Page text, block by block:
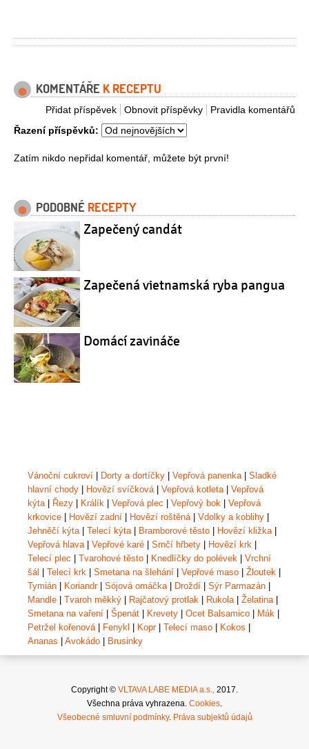
KOMENTÁŘE K RECEPTU
Pravidla komentářů
Obnovit příspěvky
Přidat příspěvek
Řazení příspěvků:
Zatím nikdo nepřidal komentář, můžete být první!
PODOBNÉ RECEPTY
Zapečený candát
Zapečená vietnamská ryba pangua
Domácí zavináče
Vánoční cukroví Dorty a dortíčky Vepřová panenka| Sladké
hlavní chody
Hovězí svíčková| Vepřová kotleta| Vepřová
kýta| Řezy Králík Vepřová plec Vepřový bok
Vepřová
krkovice
Hovězí zadní Hovězí roštěná| Vdolky a koblihy
Jehněčí kýta| Telecí kýta| Bramborové těsto Hovězí kližka|
Vepřová hlava| Vepřové karé Srnčí hřbety Hovězí krk
Telecí plec
Tvarohové těsto Knedlíčky do polévek
Vrchní
šál
Telecí krk Smetana na šlehání Vepřové maso Žloutek
Tymián
Koriandr| Sójová omáčka| Droždí Sýr Parmazán
Mandle
Tvaroh měkký Rajčatový protlak Rukola| Želatina|
Smetana na vaření
Špenát Krevety Ocet Balsamico Mák
Petržel kořenová| Fenykl Kopr| Telecí maso Kokos
Ananas
Avokádo Brusinky
Copyright © VLTAVA LABE MEDIA a.s., 2017.
Všechna práva vyhrazena. Cookies.
Všeobecné smluvní podmínky. Práva subjektů údajů